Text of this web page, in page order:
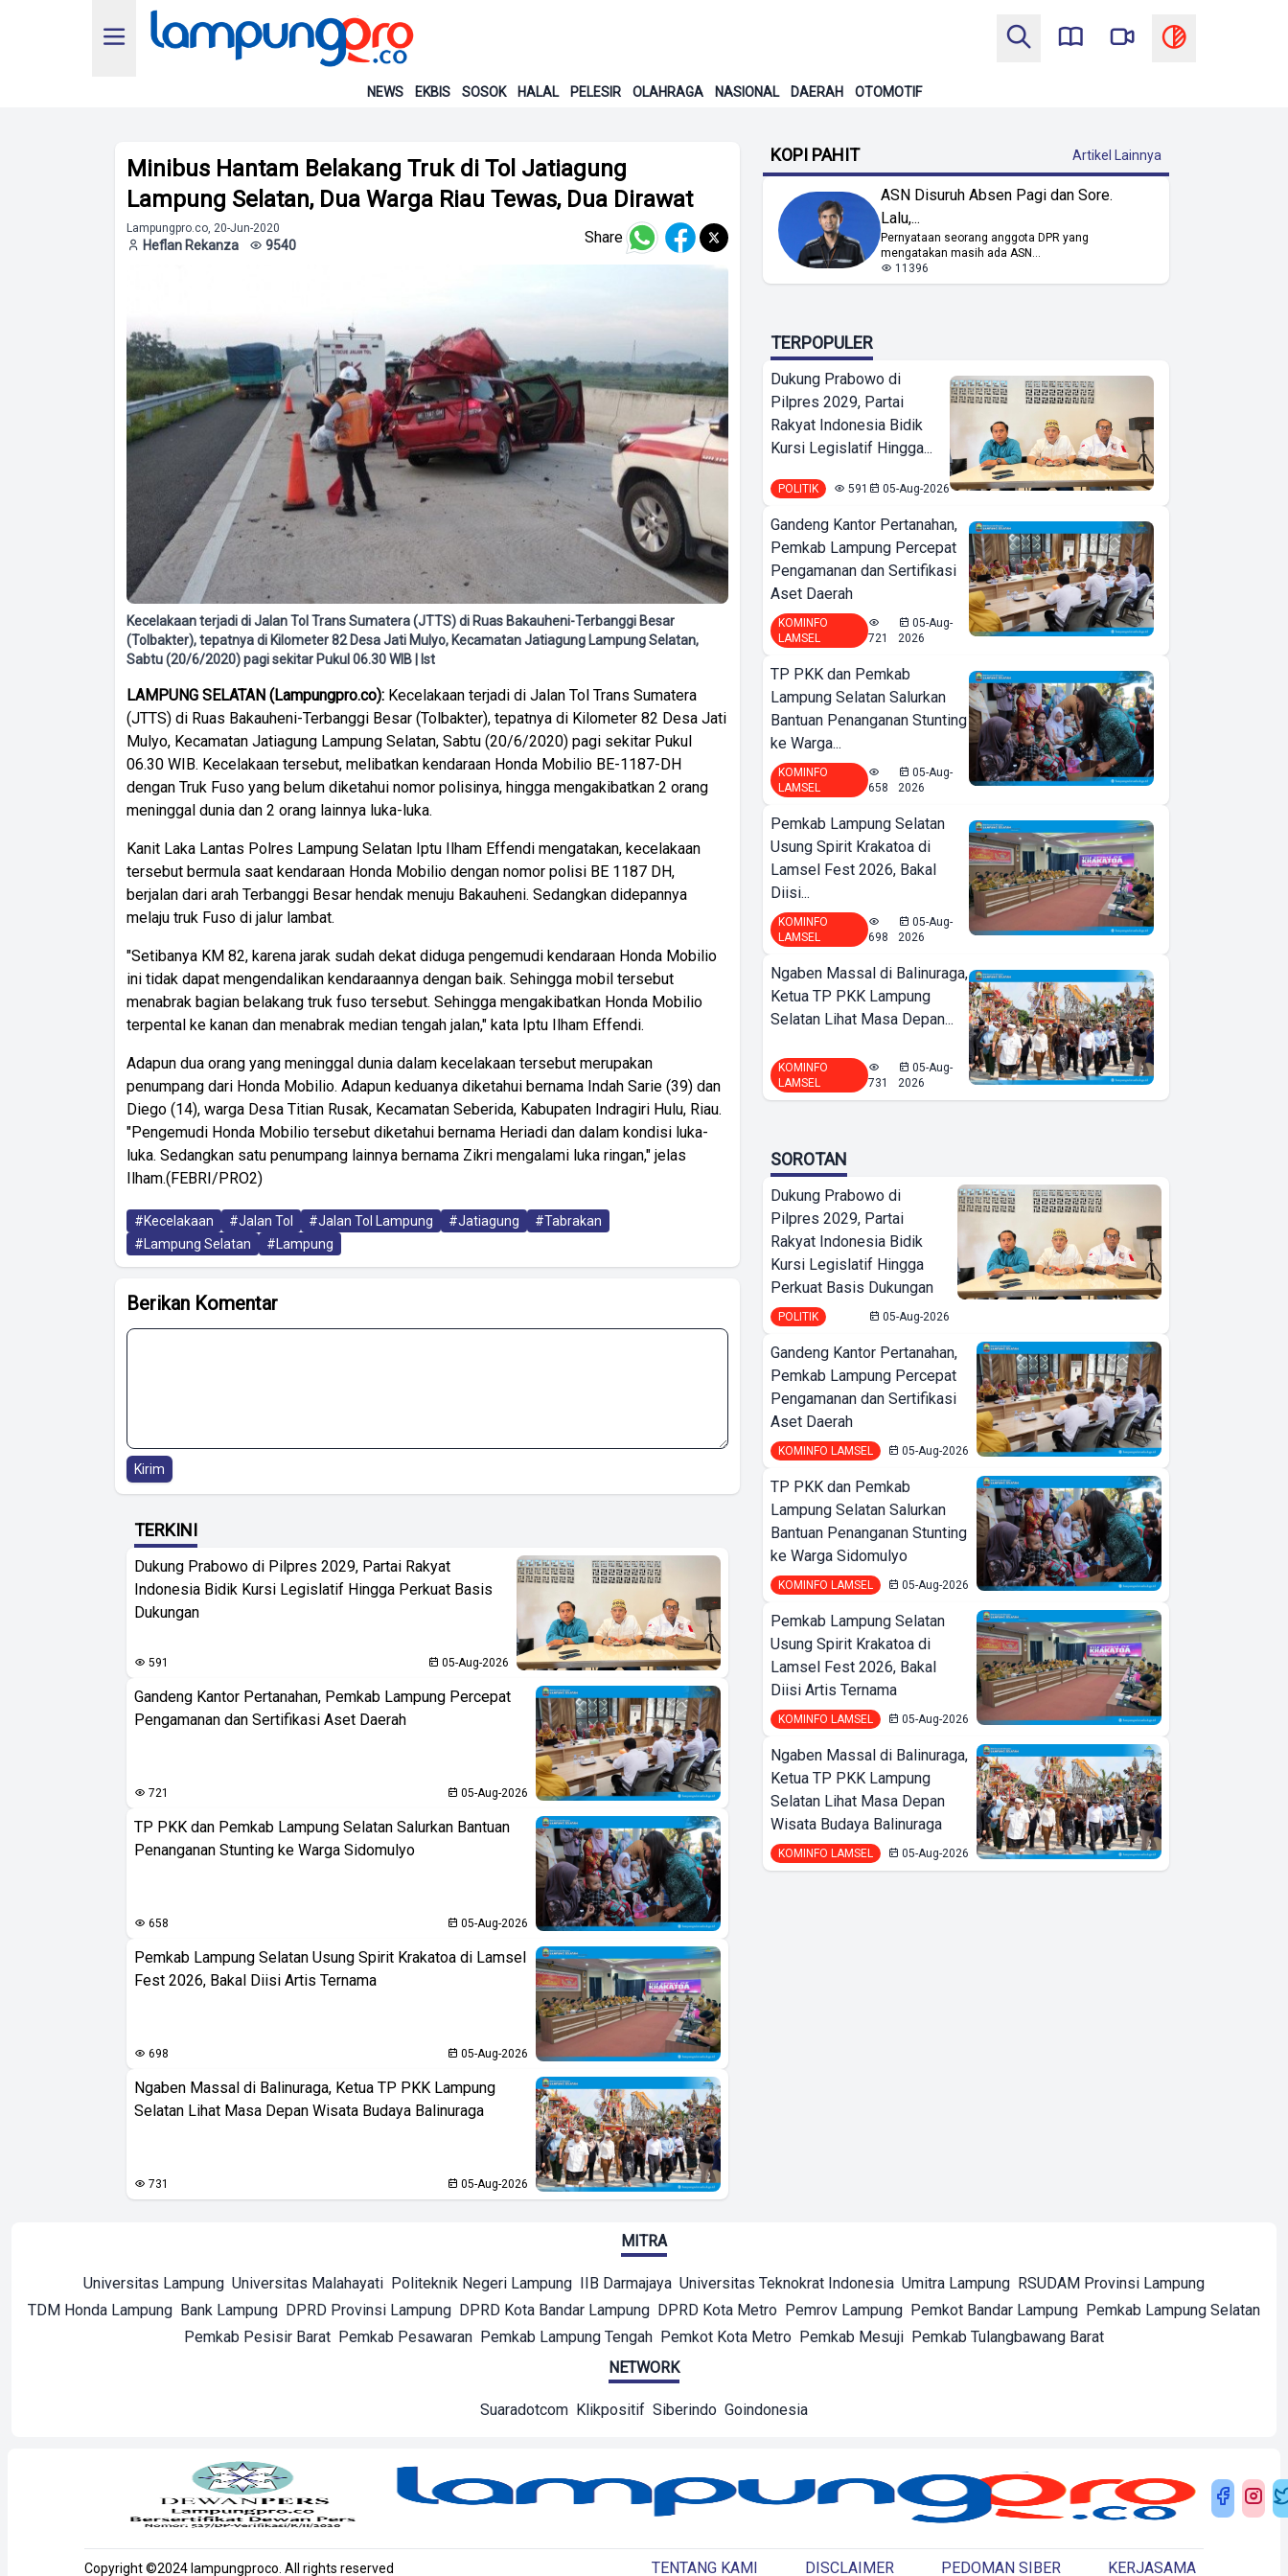
NEWS EKBIS SOSOK HALAL PELESIR OLAHRAGA NASIONAL DAERAH OTOMOTIF
Minibus Hantam Belakang Truk di Tol Jatiagung
Lampung Selatan, Dua Warga Riau Tewas, Dua Dirawat
Lampungpro.co, 20-Jun-2020
Heflan Rekanza 9540 Share
Kecelakaan terjadi di Jalan Tol Trans Sumatera (JTTS) di Ruas Bakauheni-Terbanggi Besar
(Tolbakter), tepatnya di Kilometer 82 Desa Jati Mulyo, Kecamatan Jatiagung Lampung Selatan,
Sabtu (20/6/2020) pagi sekitar Pukul 06.30 WIB | Ist
LAMPUNG SELATAN (Lampungpro.co): Kecelakaan terjadi di Jalan Tol Trans Sumatera
(JTTS) di Ruas Bakauheni-Terbanggi Besar (Tolbakter), tepatnya di Kilometer 82 Desa Jati
Mulyo, Kecamatan Jatiagung Lampung Selatan, Sabtu (20/6/2020) pagi sekitar Pukul
06.30 WIB. Kecelakaan tersebut, melibatkan kendaraan Honda Mobilio BE-1187-DH
dengan Truk Fuso yang belum diketahui nomor polisinya, hingga mengakibatkan 2 orang
meninggal dunia dan 2 orang lainnya luka-luka.
Kanit Laka Lantas Polres Lampung Selatan Iptu Ilham Effendi mengatakan, kecelakaan
tersebut bermula saat kendaraan Honda Mobilio dengan nomor polisi BE 1187 DH,
berjalan dari arah Terbanggi Besar hendak menuju Bakauheni. Sedangkan didepannya
melaju truk Fuso di jalur lambat.
"Setibanya KM 82, karena jarak sudah dekat diduga pengemudi kendaraan Honda Mobilio
ini tidak dapat mengendalikan kendaraannya dengan baik. Sehingga mobil tersebut
menabrak bagian belakang truk fuso tersebut. Sehingga mengakibatkan Honda Mobilio
terpental ke kanan dan menabrak median tengah jalan," kata Iptu Ilham Effendi.
Adapun dua orang yang meninggal dunia dalam kecelakaan tersebut merupakan
penumpang dari Honda Mobilio. Adapun keduanya diketahui bernama Indah Sarie (39) dan
Diego (14), warga Desa Titian Rusak, Kecamatan Seberida, Kabupaten Indragiri Hulu, Riau.
"Pengemudi Honda Mobilio tersebut diketahui bernama Heriadi dan dalam kondisi luka-
luka. Sedangkan satu penumpang lainnya bernama Zikri mengalami luka ringan," jelas
Ilham.(FEBRI/PRO2)
#Kecelakaan #Jalan Tol #Jalan Tol Lampung #Jatiagung
#Tabrakan
#Lampung Selatan
#Lampung
Berikan Komentar
Kirim
TERKINI
Dukung Prabowo di Pilpres 2029, Partai Rakyat
Indonesia Bidik Kursi Legislatif Hingga Perkuat Basis
Dukungan
591 05-Aug-2026
Gandeng Kantor Pertanahan, Pemkab Lampung Percepat
Pengamanan dan Sertifikasi Aset Daerah
721 05-Aug-2026
TP PKK dan Pemkab Lampung Selatan Salurkan Bantuan
Penanganan Stunting ke Warga Sidomulyo
658 05-Aug-2026
Pemkab Lampung Selatan Usung Spirit Krakatoa di Lamsel
Fest 2026, Bakal Diisi Artis Ternama
698 05-Aug-2026
Ngaben Massal di Balinuraga, Ketua TP PKK Lampung
Selatan Lihat Masa Depan Wisata Budaya Balinuraga
731 05-Aug-2026
KOPI PAHIT Artikel Lainnya
ASN Disuruh Absen Pagi dan Sore.
Lalu,...
Pernyataan seorang anggota DPR yang
mengatakan masih ada ASN...
11396
TERPOPULER
Dukung Prabowo di
Pilpres 2029, Partai
Rakyat Indonesia Bidik
Kursi Legislatif Hingga...
POLITIK 591 05-Aug-2026
Gandeng Kantor Pertanahan,
Pemkab Lampung Percepat
Pengamanan dan Sertifikasi
Aset Daerah
KOMINFO
LAMSEL
721
05-Aug-
2026
TP PKK dan Pemkab
Lampung Selatan Salurkan
Bantuan Penanganan Stunting
ke Warga...
KOMINFO
LAMSEL
658
05-Aug-
2026
Pemkab Lampung Selatan
Usung Spirit Krakatoa di
Lamsel Fest 2026, Bakal
Diisi...
KOMINFO
LAMSEL
698
05-Aug-
2026
Ngaben Massal di Balinuraga,
Ketua TP PKK Lampung
Selatan Lihat Masa Depan...
KOMINFO
LAMSEL
731
05-Aug-
2026
SOROTAN
Dukung Prabowo di
Pilpres 2029, Partai
Rakyat Indonesia Bidik
Kursi Legislatif Hingga
Perkuat Basis Dukungan
POLITIK 05-Aug-2026
Gandeng Kantor Pertanahan,
Pemkab Lampung Percepat
Pengamanan dan Sertifikasi
Aset Daerah
KOMINFO LAMSEL 05-Aug-2026
TP PKK dan Pemkab
Lampung Selatan Salurkan
Bantuan Penanganan Stunting
ke Warga Sidomulyo
KOMINFO LAMSEL 05-Aug-2026
Pemkab Lampung Selatan
Usung Spirit Krakatoa di
Lamsel Fest 2026, Bakal
Diisi Artis Ternama
KOMINFO LAMSEL 05-Aug-2026
Ngaben Massal di Balinuraga,
Ketua TP PKK Lampung
Selatan Lihat Masa Depan
Wisata Budaya Balinuraga
KOMINFO LAMSEL 05-Aug-2026
MITRA
Universitas Lampung Universitas Malahayati Politeknik Negeri Lampung IIB Darmajaya Universitas Teknokrat Indonesia Umitra Lampung RSUDAM Provinsi Lampung
TDM Honda Lampung Bank Lampung DPRD Provinsi Lampung DPRD Kota Bandar Lampung DPRD Kota Metro Pemrov Lampung Pemkot Bandar Lampung Pemkab Lampung Selatan
Pemkab Pesisir Barat Pemkab Pesawaran Pemkab Lampung Tengah Pemkot Kota Metro Pemkab Mesuji Pemkab Tulangbawang Barat
NETWORK
Suaradotcom Klikpositif Siberindo Goindonesia
Copyright ©2024 lampungproco. All rights reserved TENTANG KAMI DISCLAIMER PEDOMAN SIBER KERJASAMA